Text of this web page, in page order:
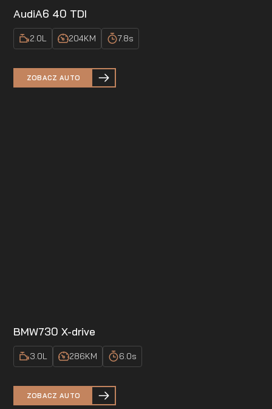
AudiA6 40 TDI
2.0L 204KM 7.8s
ZOBACZ AUTO
BMW730 X-drive
3.0L 286KM 6.0s
ZOBACZ AUTO